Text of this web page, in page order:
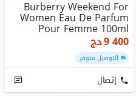
Burberry Weekend For
Women Eau De Parfum
Pour Femme 100ml
9 400دج
التوصيل متوفر
إتصال